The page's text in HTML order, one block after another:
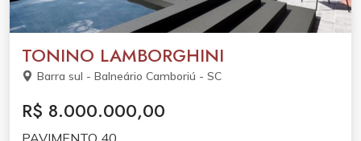
TONINO LAMBORGHINI
Barra sul - Balneário Camboriú - SC
R$ 8.000.000,00